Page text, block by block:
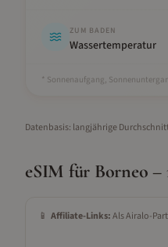
ZUM BADEN
Wassertemperatur
* Sonnenaufgang,
Datenbasis: langjährige
eSIM für Borneo –
📱 Affiliate-Links:Als Airalo-